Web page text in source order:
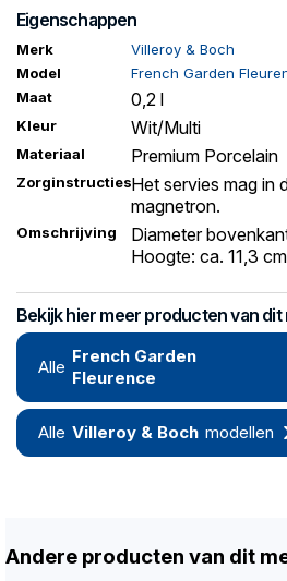
Eigenschappen
Merk
Villeroy & Boch
Model
French Garden
Maat
0,2 l
Kleur Wit/Multi
Materiaal Premium Porcelain
ZorginstructiesHet servies mag in
magnetron.
Omschrijving
Diameter
Hoogte: ca. 11,3 cm
Bekijk hier meer producten van
Alle
French Garden
Fleurence
Alle Villeroy & Boch modellen
Andere producten van dit